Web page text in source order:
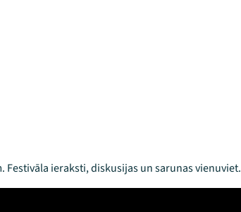
Festivāla ieraksti, diskusijas un sarunas vienuviet.